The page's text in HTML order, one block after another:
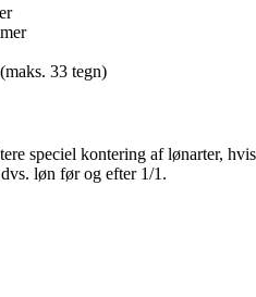
33 tegn)
speciel kontering af lønarter, hvis
løn før og efter 1/1.